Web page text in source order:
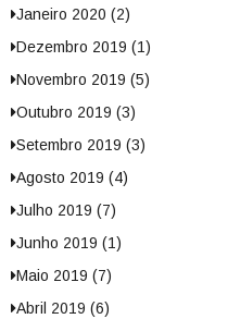
Janeiro 2020 (2)
Dezembro 2019 (1)
Novembro 2019 (5)
Outubro 2019 (3)
Setembro 2019 (3)
Agosto 2019 (4)
Julho 2019 (7)
Junho 2019 (1)
Maio 2019 (7)
Abril 2019 (6)